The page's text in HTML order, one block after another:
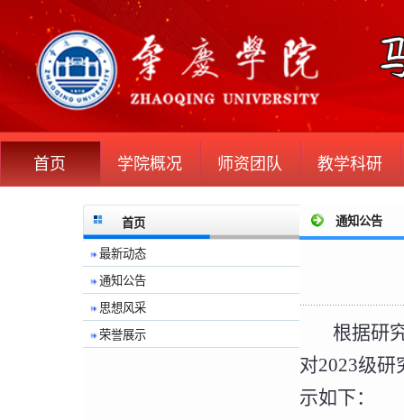
首页 学院概况 师资团队 教学科研
首页
最新动态
通知公告
思想风采
荣誉展示
通知公告
根据研
对2023级
示如下：